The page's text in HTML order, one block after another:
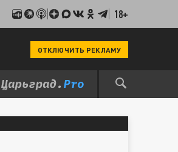
18+
ОТКЛЮЧИТЬ РЕКЛАМУ